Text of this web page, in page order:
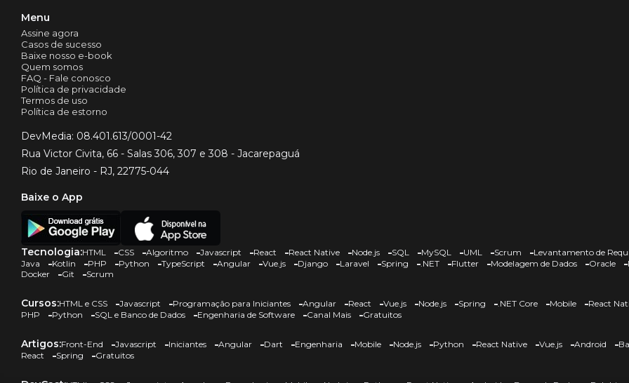
Menu
Assine agora
Casos de sucesso
Baixe nosso e-book
Quem somos
FAQ - Fale conosco
Política de privacidade
Termos de uso
Política de estorno
DevMedia: 08.401.613/0001-42
Rua Victor Civita, 66 - Salas 306, 307 e 308 - Jacarepaguá
Rio de Janeiro - RJ, 22775-044
Baixe o App
Tecnologia:HTML CSS Algoritmo Javascript React React Native Node.js SQL MySQL UML Scrum Levantamento de
Java
Kotlin PHP Python TypeScript Angular Vue.js Django Laravel Spring .NET Flutter Modelagem de Dados Oracle
Docker
Git Scrum
Cursos:HTML e CSS Javascript Programação para Iniciantes Angular React Vue.js Node.js Spring .NET Core Mobile React
PHP
Python SQL e Banco de Dados Engenharia de Software Canal Mais Gratuitos
Artigos:Front-End Javascript Iniciantes Angular Dart Engenharia Mobile Node.js Python React Native Vue.js Android
React
Spring Gratuitos